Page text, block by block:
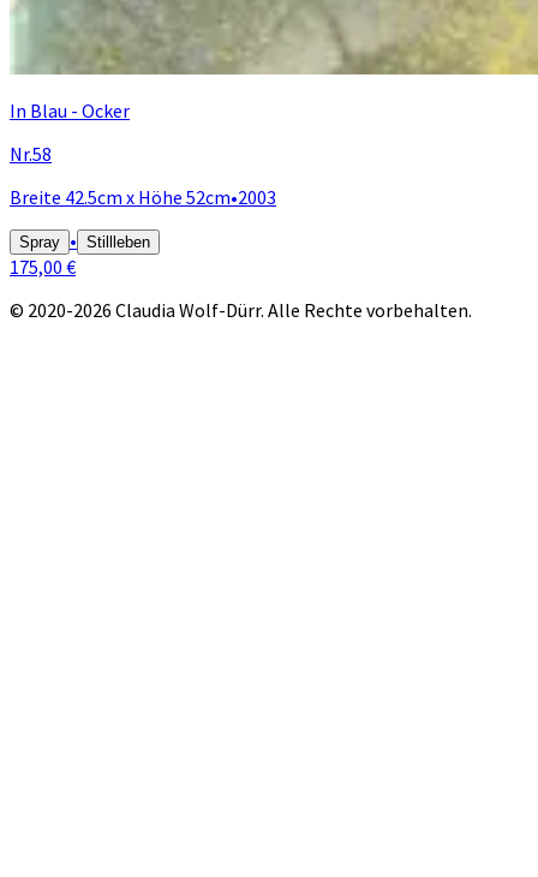
In Blau - Ocker
Nr.58
Breite 42.5cm x Höhe 52cm•2003
Spray • Stillleben
175,00 €
© 2020-2026 Claudia Wolf-Dürr. Alle Rechte vorbehalten.